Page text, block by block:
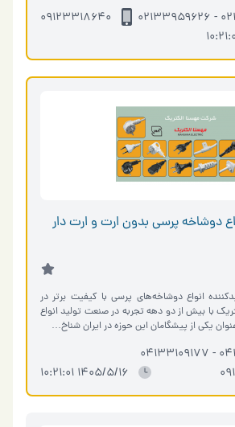
۰۹۱۲۳۳۱۸۶۴۰
دوشاخه پرسی بدون ارت و ارت دار
انواع دوشاخه‌های پرسی با کیفیت برتر در
با بیش از دو دهه تجربه در صنعت تولید انواع
یکی از پیشگامان این حوزه در ایران شناخ…
1405/5/16 10:21:01